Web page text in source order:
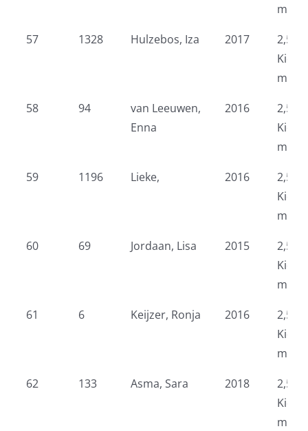
57
1328 Hulzebos, Iza 2017
2,5
58
94
van Leeuwen,
Enna
2016
2,5
59
1196 Lieke, 2016
2,5
60
69 Jordaan, Lisa 2015
2,5
61
6 Keijzer, Ronja 2016
2,5
62
133 Asma, Sara 2018
2,5